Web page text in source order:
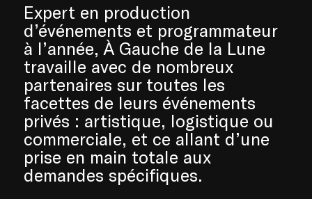
Expert en production
d’événements et programmateur
à l’année, À Gauche de la Lune
travaille avec de nombreux
partenaires sur toutes les
facettes de leurs événements
privés : artistique, logistique ou
commerciale, et ce allant d’une
prise en main totale aux
demandes spécifiques.